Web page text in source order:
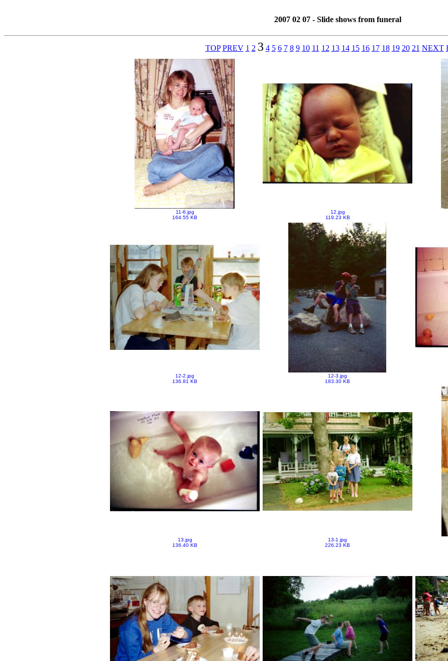
2007 02 07 - Slide shows from funeral
TOP PREV 1 2 3 4 5 6 7 8 9 10 11 12 13 14 15 16 17 18 19 20 21 NEXT
11-6.jpg
164.55 KB
12.jpg
119.23 KB
12-2.jpg
136.81 KB
12-3.jpg
183.30 KB
13.jpg
136.40 KB
13-1.jpg
226.23 KB